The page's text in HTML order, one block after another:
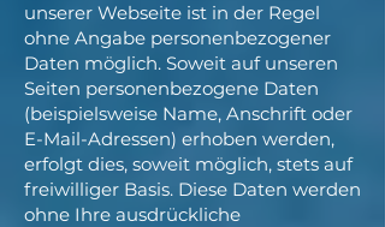
unserer Webseite ist in der Regel
ohne Angabe personenbezogener
Daten möglich. Soweit auf unseren
Seiten personenbezogene Daten
(beispielsweise Name, Anschrift oder
E-Mail-Adressen) erhoben werden,
erfolgt dies, soweit möglich, stets auf
freiwilliger Basis. Diese Daten werden
ohne Ihre ausdrückliche